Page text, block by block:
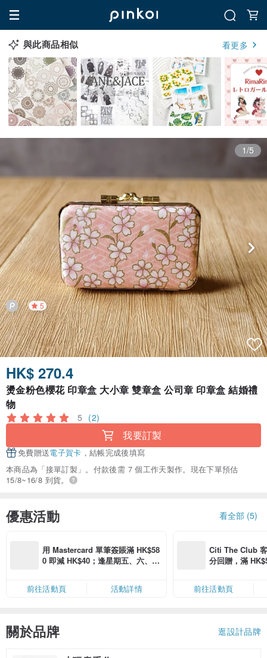
與此商品相似 看更多
1/5
5
HK$ 270.4
燙金粉色櫻花 印章盒 大小章 雙章盒 公司章 印章盒 結婚禮
物
5 (2)
我要訂製
免費贈送電子賀卡 ，結帳完成後填寫
本商品為「接單訂製」。付款後需 7 個工作天製作。現在下單預估
15/8~16/8 到貨。
優惠活動 看全部 (5)
用 Mastercard 單筆簽賬滿 HK$58
0 即減 HK$40；逢星期五、六、日
卡」結帳）
前往活動頁 活動詳情
Citi The Club
分回贈，滿
前往活動頁
關於品牌 逛設計品牌